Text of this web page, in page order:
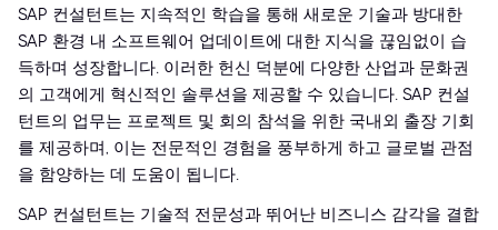
SAP 컨설턴트는 지속적인 학습을 통해 새로운 기술과 방대한
SAP 환경 내 소프트웨어 업데이트에 대한 지식을 끊임없이 습
득하며 성장합니다. 이러한 헌신 덕분에 다양한 산업과 문화권
의 고객에게 혁신적인 솔루션을 제공할 수 있습니다. SAP 컨설
턴트의 업무는 프로젝트 및 회의 참석을 위한 국내외 출장 기회
를 제공하며, 이는 전문적인 경험을 풍부하게 하고 글로벌 관점
을 함양하는 데 도움이 됩니다.
SAP 컨설턴트는 기술적 전문성과 뛰어난 비즈니스 감각을 결합